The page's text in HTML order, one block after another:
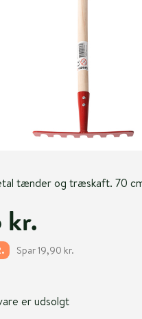
tænder og træskaft. 70
kr.
Spar 19,90 kr.
er udsolgt